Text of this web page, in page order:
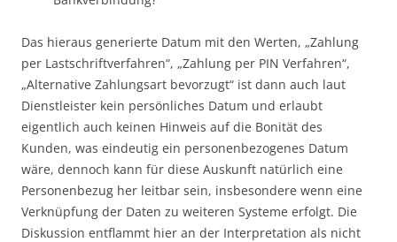
Das hieraus generierte Datum mit den Werten, „Zahlung
per Lastschriftverfahren“, „Zahlung per PIN Verfahren“,
„Alternative Zahlungsart bevorzugt“ ist dann auch laut
Dienstleister kein persönliches Datum und erlaubt
eigentlich auch keinen Hinweis auf die Bonität des
Kunden, was eindeutig ein personenbezogenes Datum
wäre, dennoch kann für diese Auskunft natürlich eine
Personenbezug her leitbar sein, insbesondere wenn eine
Verknüpfung der Daten zu weiteren Systeme erfolgt. Die
Diskussion entflammt hier an der Interpretation als nicht